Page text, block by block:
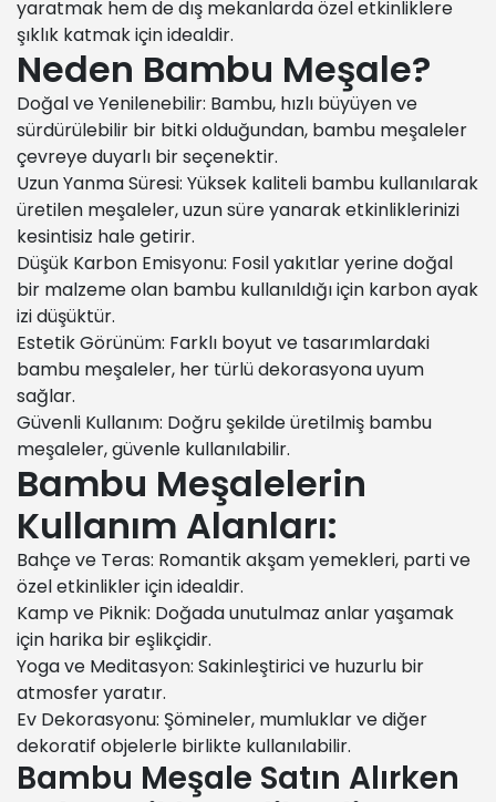
yaratmak hem de dış mekanlarda özel etkinliklere
şıklık katmak için idealdir.
Neden Bambu Meşale?
Doğal ve Yenilenebilir: Bambu, hızlı büyüyen ve
sürdürülebilir bir bitki olduğundan, bambu meşaleler
çevreye duyarlı bir seçenektir.
Uzun Yanma Süresi: Yüksek kaliteli bambu kullanılarak
üretilen meşaleler, uzun süre yanarak etkinliklerinizi
kesintisiz hale getirir.
Düşük Karbon Emisyonu: Fosil yakıtlar yerine doğal
bir malzeme olan bambu kullanıldığı için karbon ayak
izi düşüktür.
Estetik Görünüm: Farklı boyut ve tasarımlardaki
bambu meşaleler, her türlü dekorasyona uyum
sağlar.
Güvenli Kullanım: Doğru şekilde üretilmiş bambu
meşaleler, güvenle kullanılabilir.
Bambu Meşalelerin
Kullanım Alanları:
Bahçe ve Teras: Romantik akşam yemekleri, parti ve
özel etkinlikler için idealdir.
Kamp ve Piknik: Doğada unutulmaz anlar yaşamak
için harika bir eşlikçidir.
Yoga ve Meditasyon: Sakinleştirici ve huzurlu bir
atmosfer yaratır.
Ev Dekorasyonu: Şömineler, mumluklar ve diğer
dekoratif objelerle birlikte kullanılabilir.
Bambu Meşale Satın Alırken